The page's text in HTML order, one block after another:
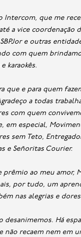
Intercom, que me
a vice coordenação
e outras
com quem
karaokês.
que e para quem
a todas
com quem
em especial,
sem Teto,
e Señoritas Courier.
prêmio ao meu amor,
por tudo, um
nas alegrias e
desanimemos. Há
não recaem nem em